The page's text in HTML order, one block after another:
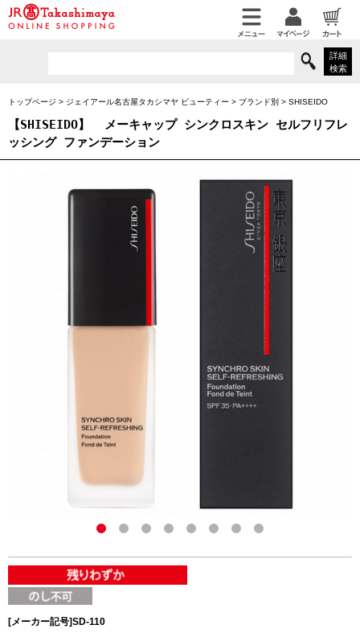
詳細
検索
トップページ > ジェイアール名古屋タカシマヤ ビューティー > ブランド別 > SHISEIDO
【SHISEIDO】 メーキャップ シンクロスキン セルフリフレ
ッシング ファンデーション
[メーカー記号]SD-110